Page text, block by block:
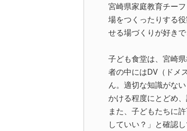
宮崎県家庭教育チー
場をつくったりする
せる場づくりが好き
子ども食堂は、宮崎
者の中にはDV（ドメ
ん。適切な知識がな
かける程度にとどめ
また、子どもたちに
していい？」と確認